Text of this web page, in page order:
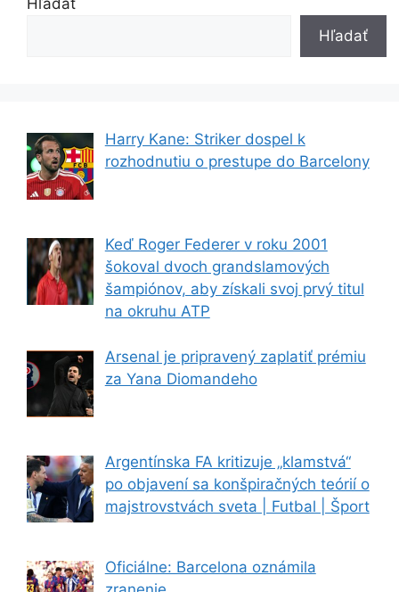
Hľadať
Harry Kane: Striker dospel k
rozhodnutiu o prestupe do Barcelony
Keď Roger Federer v roku 2001
šokoval dvoch grandslamových
šampiónov, aby získali svoj prvý titul
na okruhu ATP
Arsenal je pripravený zaplatiť prémiu
za Yana Diomandeho
Argentínska FA kritizuje „klamstvá“
po objavení sa konšpiračných teórií o
majstrovstvách sveta | Futbal | Šport
Oficiálne: Barcelona oznámila